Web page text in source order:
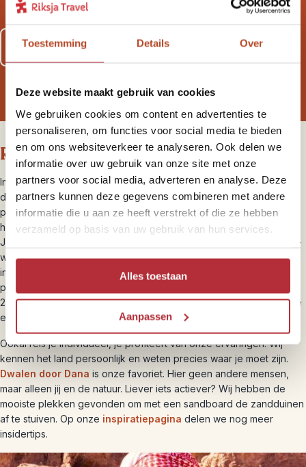
Toestemming Details Over
Deze website maakt gebruik van cookies
We gebruiken cookies om content en advertenties te
personaliseren, om functies voor social media te bieden
en om ons websiteverkeer te analyseren. Ook delen we
informatie over uw gebruik van onze site met onze
partners voor social media, adverteren en analyse. Deze
partners kunnen deze gegevens combineren met andere
informatie die u aan ze heeft verstrekt of die ze hebben
verzameld op basis van uw gebruik van hun services.
Alles toestaan
Aanpassen
Lees meer over al onze zekerheden
Riksja brengt je dichterbij
In Jordanië zorgen we ervoor dat je hoogtepunten ziet zoals de
dode zee en Petra, maar we laten je ook de minder bekende
plekken zien. Zo kun je in hoofdstad Amman badderen in een
hammam of een uitstapje maken naar de Romeinse handelsstad
Jerash vol tempels en badhuisruïnes. Ruil de befaamde Wadi Rum-
woestijn in voor het groene natuurreservaat Dana, waar je midden
in de woestenij logeert. Je reist altijd individueel, zodat je je eigen
plan kunt trekken. Onze collega’s in Jordanië staan tijdens je reis
24/7 voor je klaar. Zo reis je zelfstandig en avontuurlijk, maar sta je
er nooit alleen voor.
Ookal reis je individueel, je profiteert van onze ervaringen. Wij
kennen het land persoonlijk en weten precies waar je moet zijn.
Dwalen door Dana is onze favoriet. Hier geen andere mensen,
maar alleen jij en de natuur. Liever iets actiever? Wij hebben de
mooiste plekken gevonden om met een sandboard de zandduinen
af te stuiven. Op onze inspiratiepagina delen we nog meer
insidertips.